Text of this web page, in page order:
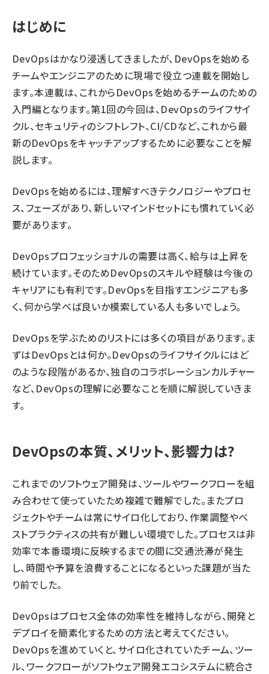
はじめに
DevOpsはかなり浸透してきましたが、DevOpsを始める
チームやエンジニアのために現場で役立つ連載を開始し
ます。本連載は、これからDevOpsを始めるチームのための
入門編となります。第1回の今回は、DevOpsのライフサイ
クル、セキュリティのシフトレフト、CI/CDなど、これから最
新のDevOpsをキャッチアップするために必要なことを解
説します。
DevOpsを始めるには、理解すべきテクノロジーやプロセ
ス、フェーズがあり、新しいマインドセットにも慣れていく必
要があります。
DevOpsプロフェッショナルの需要は高く、給与は上昇を
続けています。そのためDevOpsのスキルや経験は今後の
キャリアにも有利です。DevOpsを目指すエンジニアも多
く、何から学べば良いか模索している人も多いでしょう。
DevOpsを学ぶためのリストには多くの項目があります。ま
ずはDevOpsとは何か。DevOpsのライフサイクルにはど
のような段階があるか、独自のコラボレーションカルチャー
など、DevOpsの理解に必要なことを順に解説していきま
す。
DevOpsの本質、メリット、影響力は?
これまでのソフトウェア開発は、ツールやワークフローを組
み合わせて使っていたため複雑で難解でした。またプロ
ジェクトやチームは常にサイロ化しており、作業調整やベ
ストプラクティスの共有が難しい環境でした。プロセスは非
効率で本番環境に反映するまでの間に交通渋滞が発生
し、時間や予算を浪費することになるといった課題が当た
り前でした。
DevOpsはプロセス全体の効率性を維持しながら、開発と
デプロイを簡素化するための方法と考えてください。
DevOpsを進めていくと、サイロ化されていたチーム、ツー
ル、ワークフローがソフトウェア開発エコシステムに統合さ